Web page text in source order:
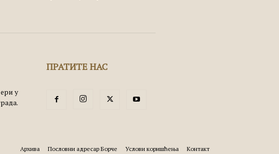
у
ПРАТИТЕ НАС
Архива Пословни адресар Борче Услови коришћења Контакт